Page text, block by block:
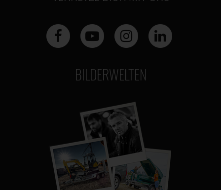
BILDERWELTEN